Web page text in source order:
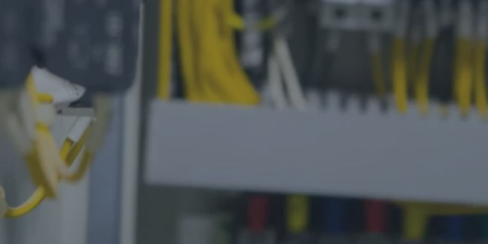
Bizi Takip Edin
Abone Ol
Güncellemeler ve Teklifler Haberdar Olun